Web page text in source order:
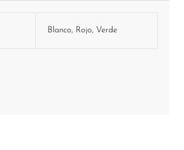
Blanco, Rojo, Verde